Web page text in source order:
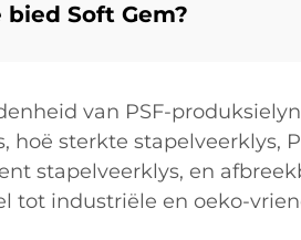
Soft Gem?
van PSF-
hoë sterkte stapelveerklys,
stapelveerklys, en
tot industriële en oeko-